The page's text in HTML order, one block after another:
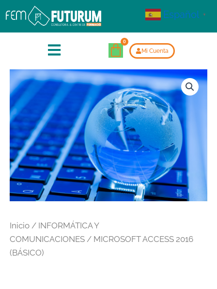
Mi Cuenta
Inicio / INFORMÁTICA Y
COMUNICACIONES / MICROSOFT ACCESS 2016
(BÁSICO)
Español ▼